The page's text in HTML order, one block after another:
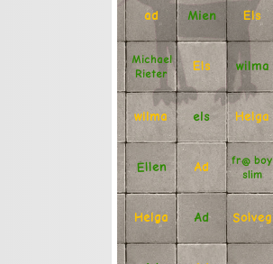
ad Mien Els
Michael
Rieter
Els wilma
wilma els Helga
Ellen Ad fr@ boy
slim
Helga Ad Solveg